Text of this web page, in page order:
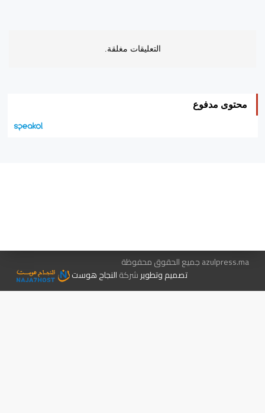
التعليقات مغلقة.
محتوى مدفوع
azulpress.ma جميع الحقوق محفوظة
تصميم وتطويرشركةالنجاح هوست